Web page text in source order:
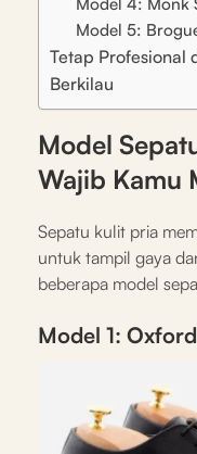
Model 4: Monk
Model 5:
Tetap Profesional
Berkilau
Model
Wajib Kamu
Sepatu kulit pria
untuk tampil gaya
beberapa model
Model 1: Oxford